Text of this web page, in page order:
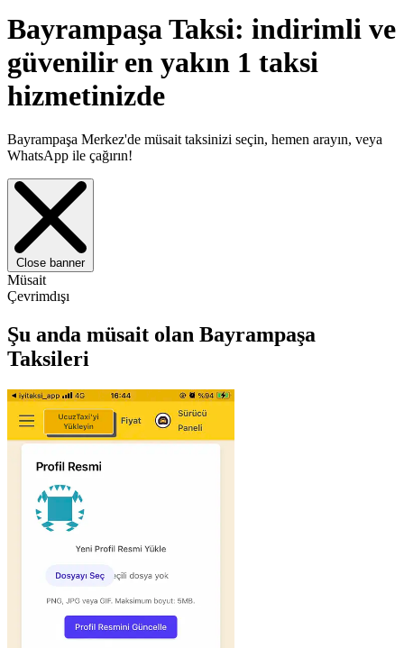
Bayrampaşa Taksi: indirimli ve
güvenilir en yakın 1 taksi
hizmetinizde
Bayrampaşa Merkez'de müsait taksinizi seçin, hemen arayın, veya
WhatsApp ile çağırın!
Close banner
Müsait
Çevrimdışı
Şu anda müsait olan Bayrampaşa
Taksileri